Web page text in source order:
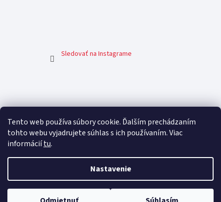
Tento web používa súbory cookie. Ďalším prechádzaním
tohto webu vyjadrujete súhlas s ich používaním. Viac
informáciítu.
Nastavenie
Sledovať na Instagrame
CFshop.sk